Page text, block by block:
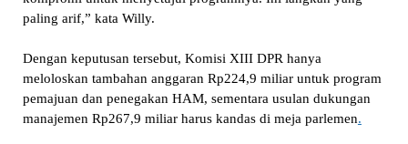
paling arif,” kata Willy.
Dengan keputusan tersebut, Komisi XIII DPR hanya
meloloskan tambahan anggaran Rp224,9 miliar untuk program
pemajuan dan penegakan HAM, sementara usulan dukungan
manajemen Rp267,9 miliar harus kandas di meja parlemen.